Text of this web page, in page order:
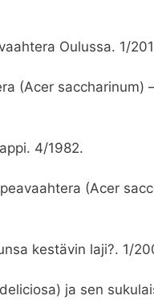
Oulussa. 1/
(Acer saccharinum)
4/1982.
(Acer
kestävin laji?. 1/
ja sen